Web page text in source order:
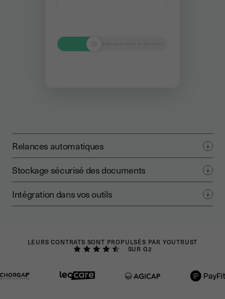
Relances automatiques
Stockage sécurisé des documents
Intégration dans vos outils
LEURS CONTRATS SONT PROPULSÉS PAR YOUTRUST
SUR G2